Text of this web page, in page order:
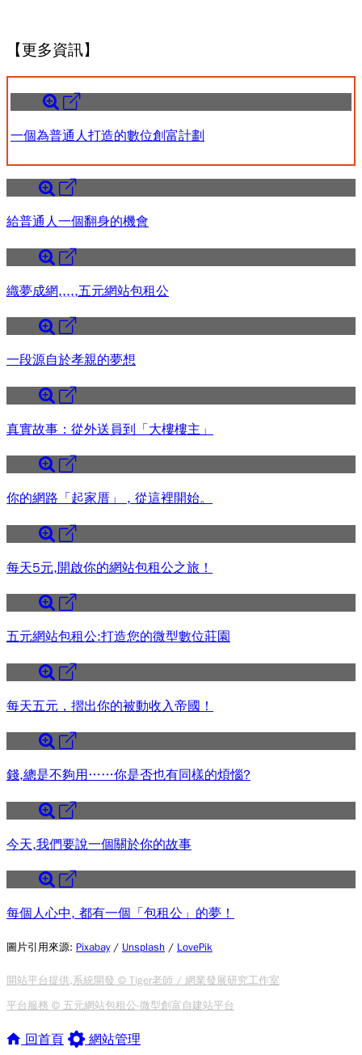
【更多資訊】
一個為普通人打造的數位創富計劃
給普通人一個翻身的機會
織夢成網,,,,,五元網站包租公
一段源自於孝親的夢想
真實故事：從外送員到「大樓樓主」
你的網路「起家厝」 , 從這裡開始。
每天5元,開啟你的網站包租公之旅！
五元網站包租公:打造您的微型數位莊園
每天五元，摺出你的被動收入帝國！
錢,總是不夠用……你是否也有同樣的煩惱?
今天,我們要說一個關於你的故事
每個人心中, 都有一個「包租公」的夢！
圖片引用來源: Pixabay/ Unsplash / LovePik
開站平台提供,系統開發 © Tiger老師 / 網業發展研究工作室
平台服務 © 五元網站包租公-微型創富自建站平台
回首頁 網站管理